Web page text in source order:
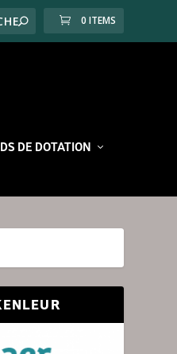
0 ITEMS
DE DOTATION